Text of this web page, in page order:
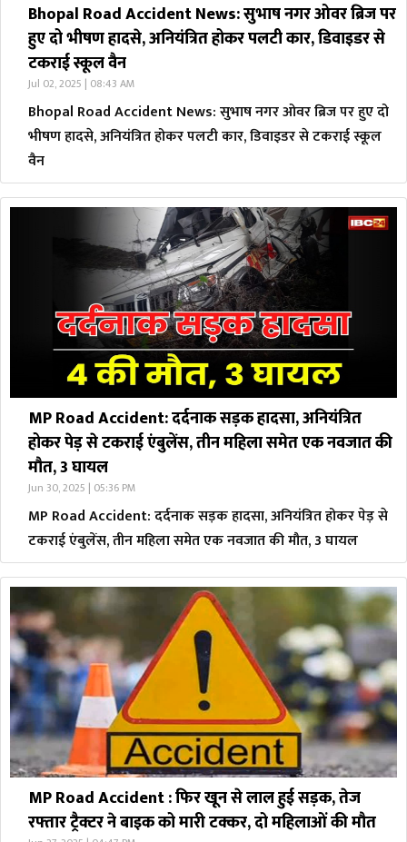
Bhopal Road Accident News: सुभाष नगर ओवर ब्रिज पर
हुए दो भीषण हादसे, अनियंत्रित होकर पलटी कार, डिवाइडर से
टकराई स्कूल वैन
Jul 02, 2025 | 08:43 AM
Bhopal Road Accident News: सुभाष नगर ओवर ब्रिज पर हुए दो
भीषण हादसे, अनियंत्रित होकर पलटी कार, डिवाइडर से टकराई स्कूल
वैन
MP Road Accident: दर्दनाक सड़क हादसा, अनियंत्रित
होकर पेड़ से टकराई एंबुलेंस, तीन महिला समेत एक नवजात की
मौत, 3 घायल
Jun 30, 2025 | 05:36 PM
MP Road Accident: दर्दनाक सड़क हादसा, अनियंत्रित होकर पेड़ से
टकराई एंबुलेंस, तीन महिला समेत एक नवजात की मौत, 3 घायल
MP Road Accident : फिर खून से लाल हुई सड़क, तेज
रफ्तार ट्रैक्टर ने बाइक को मारी टक्कर, दो महिलाओं की मौत